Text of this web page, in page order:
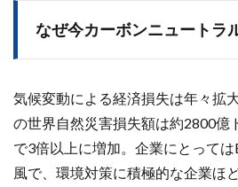
なぜ今カーボンニュートラ
気候変動による経済損失は年々拡
の世界自然災害損失額は約2800億
で3倍以上に増加。企業にとっては
風で、環境対策に積極的な企業ほ